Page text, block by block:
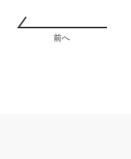
前へ